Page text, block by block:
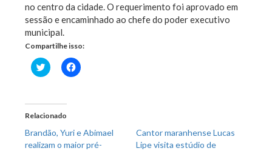
no centro da cidade. O requerimento foi aprovado em
sessão e encaminhado ao chefe do poder executivo
municipal.
Compartilhe isso:
Clique
para
em
nova
janela)
Clique
para
Relacionado
Brandão, Yuri e Abimael
realizam o maior pré-
Cantor maranhense Lucas
Lipe visita estúdio de